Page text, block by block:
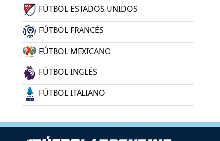
FÚTBOL ESTADOS UNIDOS
FÚTBOL FRANCÉS
FÚTBOL MEXICANO
FÚTBOL INGLÉS
FÚTBOL ITALIANO